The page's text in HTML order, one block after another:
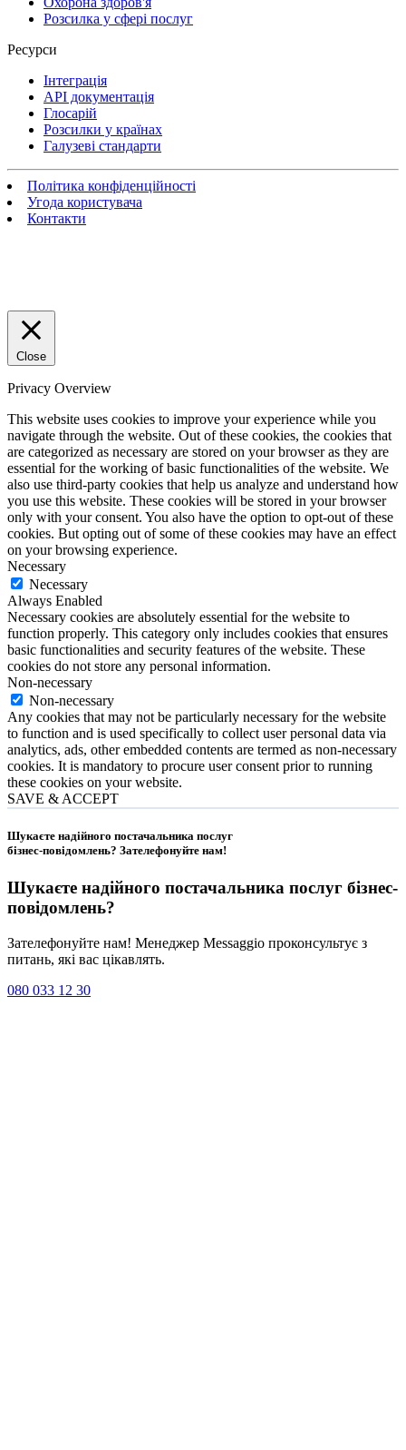
Розсилка у сфері послуг
Ресурси
Інтеграція
API документація
Глосарій
Розсилки у країнах
Галузеві стандарти
Політика конфіденційності
Угода користувача
Контакти
Close
Privacy Overview
This website uses cookies to improve your experience while you
navigate through the website. Out of these cookies, the cookies that
are categorized as necessary are stored on your browser as they are
essential for the working of basic functionalities of the website. We
also use third-party cookies that help us analyze and understand how
you use this website. These cookies will be stored in your browser
only with your consent. You also have the option to opt-out of these
cookies. But opting out of some of these cookies may have an effect
on your browsing experience.
Necessary
Necessary
Always Enabled
Necessary cookies are absolutely essential for the website to
function properly. This category only includes cookies that ensures
basic functionalities and security features of the website. These
cookies do not store any personal information.
Non-necessary
Non-necessary
Any cookies that may not be particularly necessary for the website
to function and is used specifically to collect user personal data via
analytics, ads, other embedded contents are termed as non-necessary
cookies. It is mandatory to procure user consent prior to running
these cookies on your website.
SAVE & ACCEPT
Шукаєте надійного постачальника послуг
бізнес-повідомлень? Зателефонуйте нам!
Шукаєте надійного постачальника послуг бізнес-
повідомлень?
Зателефонуйте нам! Менеджер Messaggio проконсультує з
питань, які вас цікавлять.
080 033 12 30